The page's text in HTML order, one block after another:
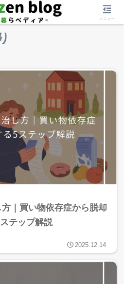
ルールづくり
｜買い物依存症から脱却
テップ解説
2025.12.14
メニュー